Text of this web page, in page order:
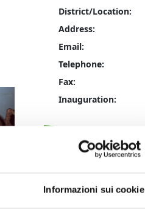
Informazioni sui cookie
di età preistorica
Porcari, anfora vinaria di
District/Location:
Address:
Email:
Telephone:
Fax:
Inauguration:
+
−